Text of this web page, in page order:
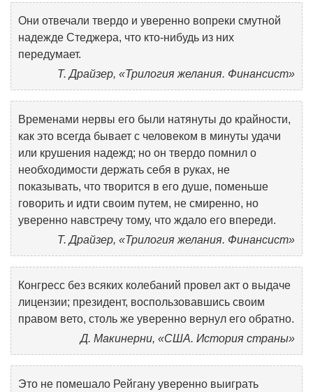
Они отвечали твердо и уверенно вопреки смутной
надежде Стеджера, что кто-нибудь из них
передумает.
Т. Драйзер, «Трилогия желания. Финансист»
Временами нервы его были натянуты до крайности,
как это всегда бывает с человеком в минуты удачи
или крушения надежд; но он твердо помнил о
необходимости держать себя в руках, не
показывать, что творится в его душе, поменьше
говорить и идти своим путем, не смиренно, но
уверенно навстречу тому, что ждало его впереди.
Т. Драйзер, «Трилогия желания. Финансист»
Конгресс без всяких колебаний провел акт о выдаче
лицензии; президент, воспользовавшись своим
правом вето, столь же уверенно вернул его обратно.
Д. Макинерни, «США. История страны»
Это не помешало Рейгану уверенно выиграть